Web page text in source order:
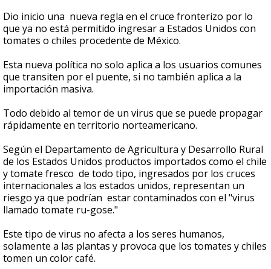
Dio inicio una nueva regla en el cruce fronterizo por lo
que ya no está permitido ingresar a Estados Unidos con
tomates o chiles procedente de México.
Esta nueva política no solo aplica a los usuarios comunes
que transiten por el puente, si no también aplica a la
importación masiva.
Todo debido al temor de un virus que se puede propagar
rápidamente en territorio norteamericano.
Según el Departamento de Agricultura y Desarrollo Rural
de los Estados Unidos productos importados como el chile
y tomate fresco de todo tipo, ingresados por los cruces
internacionales a los estados unidos, representan un
riesgo ya que podrían estar contaminados con el "virus
llamado tomate ru-gose."
Este tipo de virus no afecta a los seres humanos,
solamente a las plantas y provoca que los tomates y chiles
tomen un color café.